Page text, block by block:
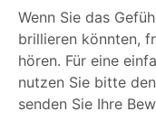
Wenn Sie das
brillieren könnten,
hören. Für eine
nutzen Sie bitte
senden Sie Ihre